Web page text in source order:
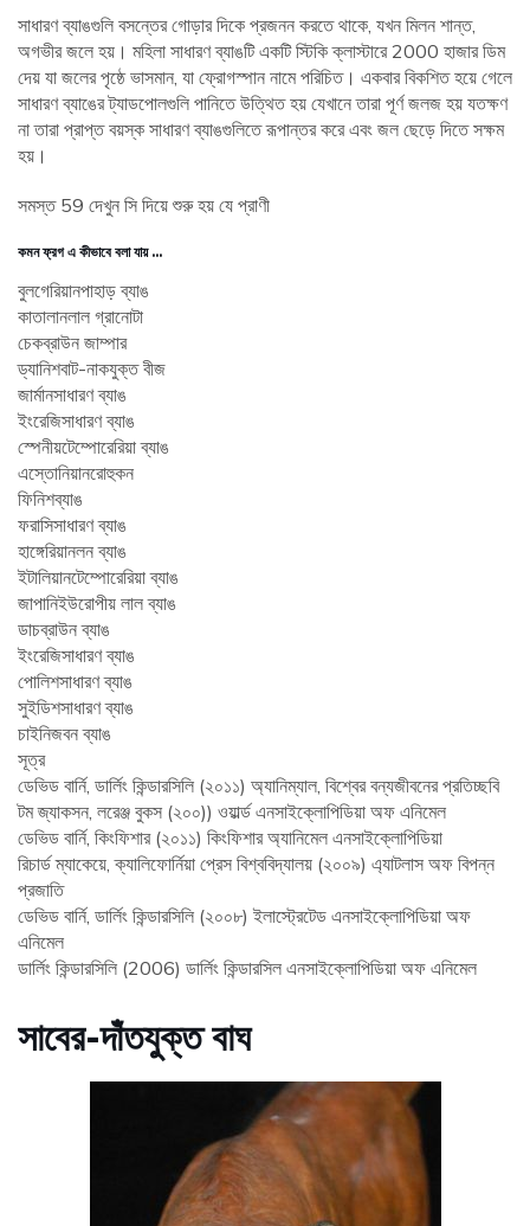
সাধারণ ব্যাঙগুলি বসন্তের গোড়ার দিকে প্রজনন করতে থাকে, যখন মিলন শান্ত,
অগভীর জলে হয়। মহিলা সাধারণ ব্যাঙটি একটি স্টিকি ক্লাস্টারে 2000 হাজার ডিম
দেয় যা জলের পৃষ্ঠে ভাসমান, যা ফ্রোগস্পান নামে পরিচিত। একবার বিকশিত হয়ে গেলে
সাধারণ ব্যাঙের ট্যাডপোলগুলি পানিতে উত্থিত হয় যেখানে তারা পূর্ণ জলজ হয় যতক্ষণ
না তারা প্রাপ্ত বয়স্ক সাধারণ ব্যাঙগুলিতে রূপান্তর করে এবং জল ছেড়ে দিতে সক্ষম
হয়।
সমস্ত 59 দেখুন সি দিয়ে শুরু হয় যে প্রাণী
কমন ফ্রগ এ কীভাবে বলা যায় ...
বুলগেরিয়ানপাহাড় ব্যাঙ
কাতালানলাল গ্রানোটা
চেকব্রাউন জাম্পার
ড্যানিশবাট-নাকযুক্ত বীজ
জার্মানসাধারণ ব্যাঙ
ইংরেজিসাধারণ ব্যাঙ
স্পেনীয়টেম্পোরেরিয়া ব্যাঙ
এস্তোনিয়ানরোহুকন
ফিনিশব্যাঙ
ফরাসিসাধারণ ব্যাঙ
হাঙ্গেরিয়ানলন ব্যাঙ
ইটালিয়ানটেম্পোরেরিয়া ব্যাঙ
জাপানিইউরোপীয় লাল ব্যাঙ
ডাচব্রাউন ব্যাঙ
ইংরেজিসাধারণ ব্যাঙ
পোলিশসাধারণ ব্যাঙ
সুইডিশসাধারণ ব্যাঙ
চাইনিজবন ব্যাঙ
সূত্র
ডেভিড বার্নি, ডার্লিং কিন্ডারসিলি (২০১১) অ্যানিম্যাল, বিশ্বের বন্যজীবনের প্রতিচ্ছবি
টম জ্যাকসন, লরেঞ্জ বুকস (২০০)) ওয়ার্ল্ড এনসাইক্লোপিডিয়া অফ এনিমেল
ডেভিড বার্নি, কিংফিশার (২০১১) কিংফিশার অ্যানিমেল এনসাইক্লোপিডিয়া
রিচার্ড ম্যাকেয়ে, ক্যালিফোর্নিয়া প্রেস বিশ্ববিদ্যালয় (২০০৯) এ্যাটলাস অফ বিপন্ন
প্রজাতি
ডেভিড বার্নি, ডার্লিং কিন্ডারসিলি (২০০৮) ইলাস্ট্রেটেড এনসাইক্লোপিডিয়া অফ
এনিমেল
ডার্লিং কিন্ডারসিলি (2006) ডার্লিং কিন্ডারসিল এনসাইক্লোপিডিয়া অফ এনিমেল
সাবের-দাঁতযুক্ত বাঘ